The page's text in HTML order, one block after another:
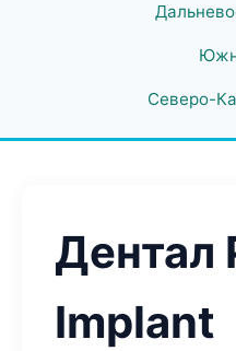
Северо-
Дентал
Implant